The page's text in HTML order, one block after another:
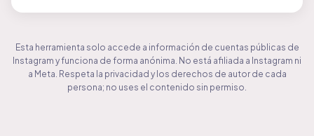
Esta herramienta solo accede a información de cuentas públicas de
Instagram y funciona de forma anónima. No está afiliada a Instagram ni
a Meta. Respeta la privacidad y los derechos de autor de cada
persona; no uses el contenido sin permiso.